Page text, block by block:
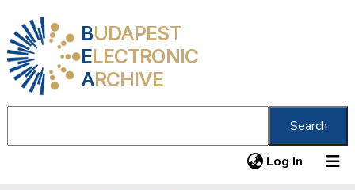
BUDAPEST
ELECTRONIC
ARCHIVE
Search
Log In (current)